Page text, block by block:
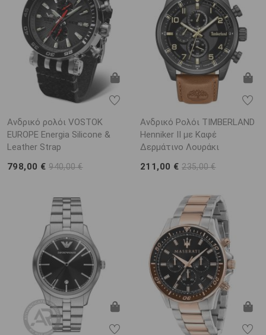
Ανδρικό ρολόι VOSTOK
EUROPE Energia Silicone &
Leather Strap
798,00 €940,00 €
Ανδρικό Ρολόι TIMBERLAND
Henniker II με Καφέ
Δερμάτινο Λουράκι
211,00 €235,00 €